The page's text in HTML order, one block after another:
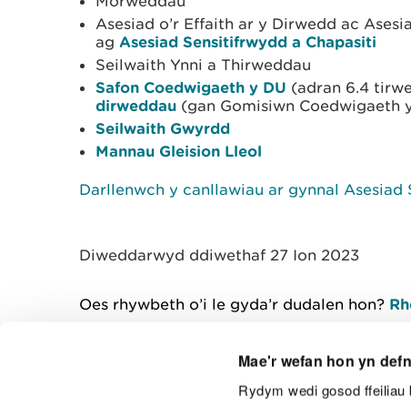
Mae'r wefan hon yn
Rydym wedi gosod ffeiliau
Asesiad o’r Effaith ar y Dirwedd ac
ag Asesiad Sensitifrwydd a Chapasiti
Seilwaith Ynni a Thirweddau
Safon Coedwigaeth y DU (adran 6.4
dirweddau (gan Gomisiwn Coedwigaeth
Seilwaith Gwyrdd
Mannau Gleision Lleol
Darllenwch y canllawiau ar gynnal
Diweddarwyd ddiwethaf 27 Ion 2023
Oes rhywbeth o’i le gyda’r dudalen hon?